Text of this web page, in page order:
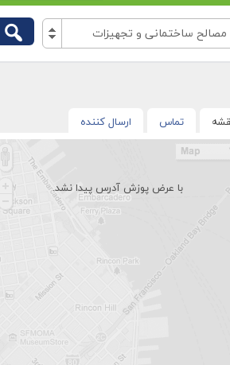
مصالح ساختمانی و تجهیزات
تماس ارسال کننده
با عرض پوزش آدرس پیدا نشد.